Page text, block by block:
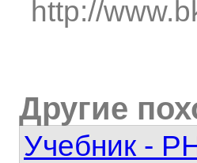
http://
Другие
Учебник -